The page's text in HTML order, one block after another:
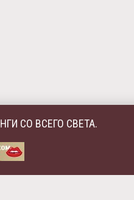
СО ВСЕГО СВЕТА.